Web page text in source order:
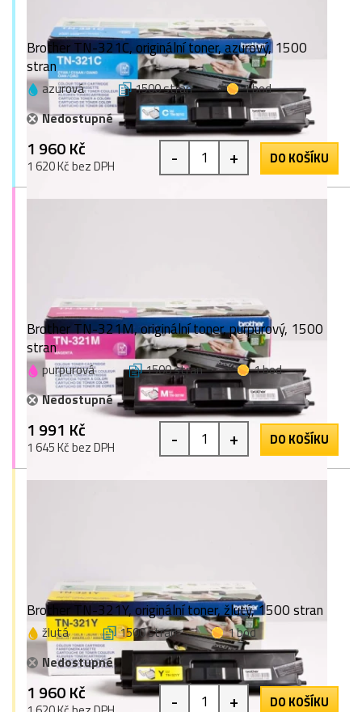
Brother TN-321C, originální toner, azurový, 1500
stran
azurová 1500 stran
1 bod
Nedostupné
1 960 Kč
1 620 Kč bez DPH - + DO KOŠÍKU
Brother TN-321M, originální toner, purpurový, 1500
stran
purpurová 1500 stran
1 bod
Nedostupné
1 991 Kč
1 645 Kč bez DPH - + DO KOŠÍKU
Brother TN-321Y, originální toner, žlutý, 1500 stran
žlutá 1500 stran
1 bod
Nedostupné
1 960 Kč - + DO KOŠÍKU